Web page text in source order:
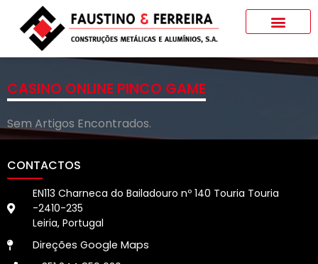
CASINO ONLINE PINCO GAME
Sem Artigos Encontrados.
CONTACTOS
EN113 Charneca do Bailadouro nº 140 Touria Touria
-2410-235
Leiria, Portugal
Direções Google Maps